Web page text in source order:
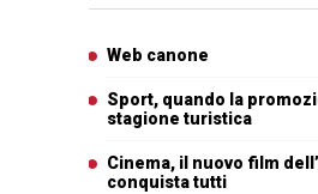
Web canone
Sport, quando la
stagione turistica
Cinema, il nuovo film
conquista tutti